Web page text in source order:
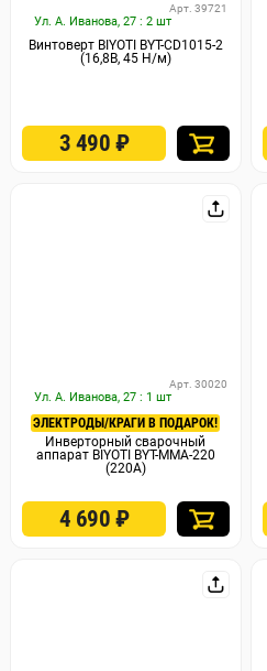
Ул. А. Иванова, 27 : 2 шт
Арт. 39721
Винтоверт BIYOTI BYT-CD1015-2
(16,8В, 45 Н/м)
3 490 ₽
Ул. А. Иванова, 27 : 1 шт
Арт. 30020
ЭЛЕКТРОДЫ/КРАГИ В ПОДАРОК!
Инверторный сварочный
аппарат BIYOTI BYT-MMA-220
(220A)
4 690 ₽